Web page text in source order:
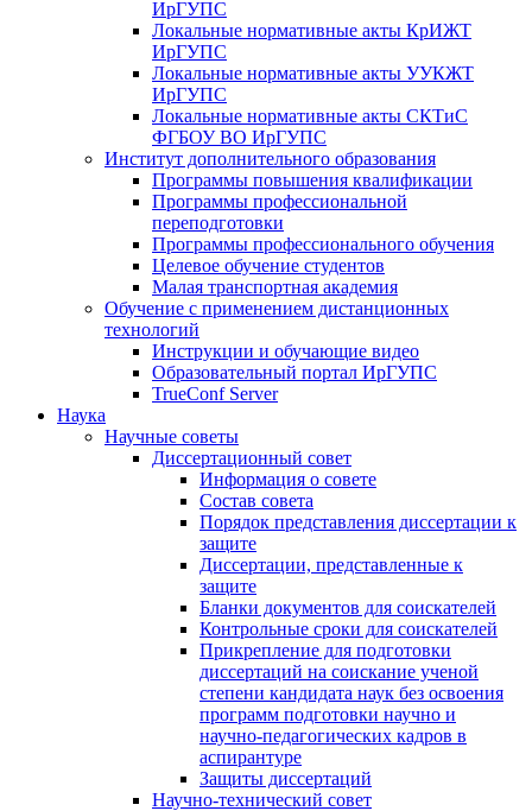
ИрГУПС
Локальные нормативные акты КрИЖТ
ИрГУПС
Локальные нормативные акты УУКЖТ
ИрГУПС
Локальные нормативные акты СКТиС
ФГБОУ ВО ИрГУПС
Институт дополнительного образования
Программы повышения квалификации
Программы профессиональной
переподготовки
Программы профессионального обучения
Целевое обучение студентов
Малая транспортная академия
Обучение с применением дистанционных
технологий
Инструкции и обучающие видео
Образовательный портал ИрГУПС
TrueConf Server
Наука
Научные советы
Диссертационный совет
Информация о совете
Состав совета
Порядок представления диссертации к
защите
Диссертации, представленные к
защите
Бланки документов для соискателей
Контрольные сроки для соискателей
Прикрепление для подготовки
диссертаций на соискание ученой
степени кандидата наук без освоения
программ подготовки научно и
научно-педагогических кадров в
аспирантуре
Защиты диссертаций
Научно-технический совет